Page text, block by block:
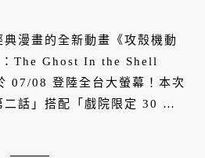
漫畫的全新動畫《攻殼機動
The Ghost In the Shell
07/08 登陸全台大螢幕！本次
二話」搭配「戲院限定 30 分